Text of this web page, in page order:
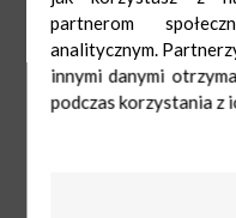
Wojas
Pn-Sob: 9:00-
Ndz: 10:00-20:00
667 600 157
partnerom
analitycznym.
innymi danymi
podczas korzystania z